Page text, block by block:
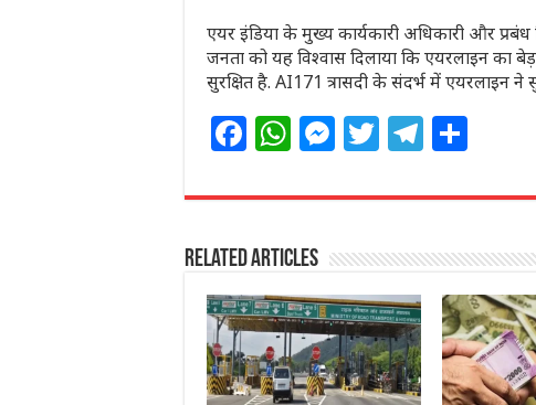
एयर इंडिया के मुख्य कार्यकारी अधिकारी और
जनता को यह विश्वास दिलाया कि एयरलाइन का
सुरक्षित है. AI171 त्रासदी के संदर्भ में एयरलाइन ने
F
c
e
b
o
o
k
W
at
s
A
p
p
M
ss
n
g
e
r
T
itt
r
T
e
ra
m
ar
Related Articles